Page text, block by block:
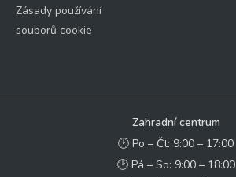
Zásady používání
souborů cookie
Zahradní centrum
🕑 Po – Čt: 9:00 – 17:00
🕑 Pá – So: 9:00 – 18:00